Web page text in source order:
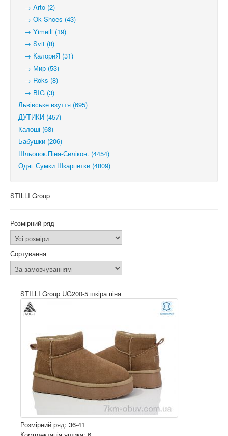
→ Arto (2)
→ Ok Shoes (43)
→ Yimeili (19)
→ Svit (8)
→ КалориЯ (31)
→ Мир (53)
→ Roks (8)
→ BIG (3)
Львівське взуття (695)
ДУТИКИ (457)
Калоші (68)
Бабушки (206)
Шльопок.Піна-Силікон. (4454)
Одяг Сумки Шкарпетки (4809)
STILLI Group
Розмірний ряд
Сортування
STILLI Group UG200-5 шкіра піна
Розмірний ряд: 36-41